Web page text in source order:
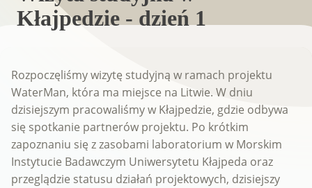
Kłajpedzie - dzień 1
Rozpoczęliśmy wizytę studyjną w ramach projektu
WaterMan, która ma miejsce na Litwie. W dniu
dzisiejszym pracowaliśmy w Kłajpedzie, gdzie odbywa
się spotkanie partnerów projektu. Po krótkim
zapoznaniu się z zasobami laboratorium w Morskim
Instytucie Badawczym Uniwersytetu Kłajpeda oraz
przeglądzie statusu działań projektowych, dzisiejszy